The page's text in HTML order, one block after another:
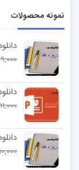
نمونه محصولات
9,000 تومان
11,000 تومان
10,000